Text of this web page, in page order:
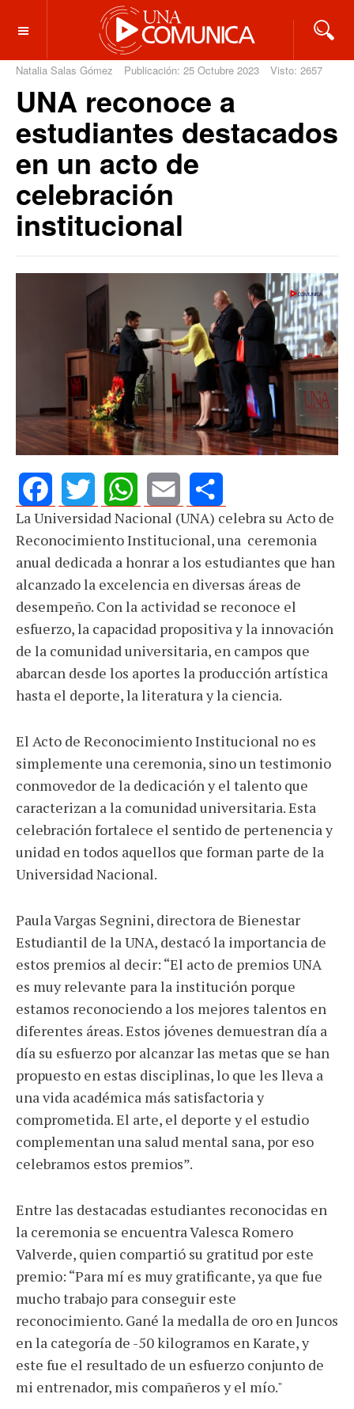
OFF CANVAS
Natalia Salas Gómez Publicación: 25 Octubre 2023 Visto: 2657
UNA reconoce a
estudiantes destacados
en un acto de
celebración
institucional
FacebookTwitterWhatsApp
Email Share
La Universidad Nacional (UNA) celebra su Acto de
Reconocimiento Institucional, una ceremonia
anual dedicada a honrar a los estudiantes que han
alcanzado la excelencia en diversas áreas de
desempeño. Con la actividad se reconoce el
esfuerzo, la capacidad propositiva y la innovación
de la comunidad universitaria, en campos que
abarcan desde los aportes la producción artística
hasta el deporte, la literatura y la ciencia.
El Acto de Reconocimiento Institucional no es
simplemente una ceremonia, sino un testimonio
conmovedor de la dedicación y el talento que
caracterizan a la comunidad universitaria. Esta
celebración fortalece el sentido de pertenencia y
unidad en todos aquellos que forman parte de la
Universidad Nacional.
Paula Vargas Segnini, directora de Bienestar
Estudiantil de la UNA, destacó la importancia de
estos premios al decir: “El acto de premios UNA
es muy relevante para la institución porque
estamos reconociendo a los mejores talentos en
diferentes áreas. Estos jóvenes demuestran día a
día su esfuerzo por alcanzar las metas que se han
propuesto en estas disciplinas, lo que les lleva a
una vida académica más satisfactoria y
comprometida. El arte, el deporte y el estudio
complementan una salud mental sana, por eso
celebramos estos premios”.
Entre las destacadas estudiantes reconocidas en
la ceremonia se encuentra Valesca Romero
Valverde, quien compartió su gratitud por este
premio: “Para mí es muy gratificante, ya que fue
mucho trabajo para conseguir este
reconocimiento. Gané la medalla de oro en Juncos
en la categoría de -50 kilogramos en Karate, y
este fue el resultado de un esfuerzo conjunto de
mi entrenador, mis compañeros y el mío."